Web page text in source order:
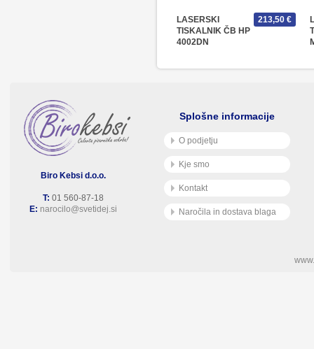
LASERSKI
TISKALNIK ČB HP
4002DN
213,50 €
Biro Kebsi d.o.o.
T: 01 560-87-18
E: narocilo@svetidej.si
Splošne informacije
O podjetju
Kje smo
Kontakt
Naročila in dostava blaga